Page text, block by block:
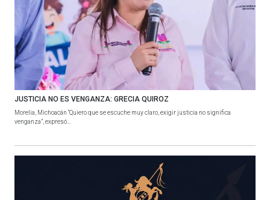
JUSTICIA NO ES VENGANZA: GRECIA QUIROZ
Morelia, Michoacán “Quiero que se escuche muy claro, exigir justicia no significa
venganza”, expresó...